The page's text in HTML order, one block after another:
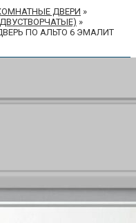
ДВЕРИ »
»
ПО АЛЬТО 6 ЭМАЛИТ